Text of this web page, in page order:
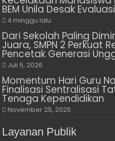
BEM Unila Desak
4 minggu lalu
Dari Sekolah Paling
Juara, SMPN 2 Perkuat
Pencetak Generasi
Juli 5, 2026
Momentum Hari Guru
Finalisasi Sentralisasi
Tenaga Kependidikan
November 25, 2025
Layanan Publik